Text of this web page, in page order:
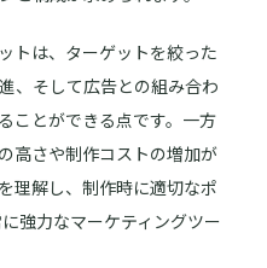
トは、ターゲットを絞った
、そして広告との組み合わ
ことができる点です。一方
高さや制作コストの増加が
理解し、制作時に適切なポ
強力なマーケティングツー